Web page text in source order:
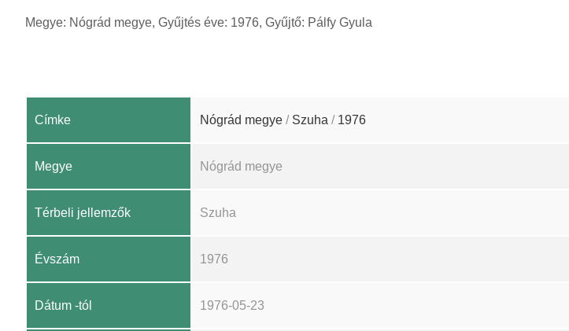
Megye: Nógrád megye, Gyűjtés éve: 1976, Gyűjtő: Pálfy Gyula
Címke Nógrád megye / Szuha / 1976
Megye Nógrád megye
Térbeli jellemzők Szuha
Évszám 1976
Dátum -tól 1976-05-23